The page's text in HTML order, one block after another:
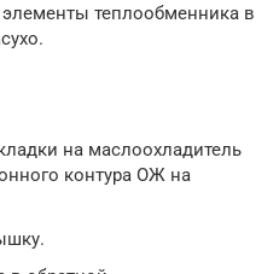
теплообменника в
на маслоохладитель
контура ОЖ на